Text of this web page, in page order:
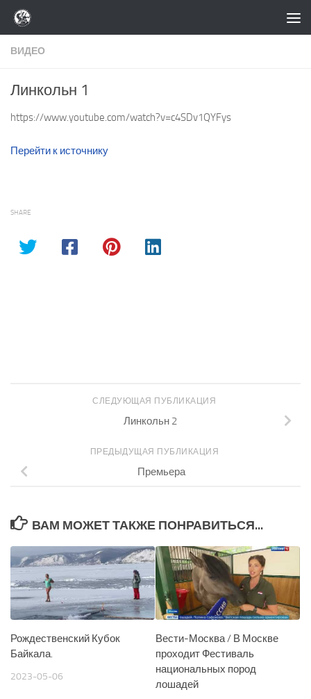
Перейти к содержимому
ВИДЕО
Линкольн 1
https://www.youtube.com/watch?v=c4SDv1QYFys
Перейти к источнику
SHARE
СЛЕДУЮЩАЯ ПУБЛИКАЦИЯ
Линкольн 2
ПРЕДЫДУЩАЯ ПУБЛИКАЦИЯ
Премьера
ВАМ МОЖЕТ ТАКЖЕ ПОНРАВИТЬСЯ...
Рождественский Кубок
Байкала.
2023-05-06
Вести-Москва / В Москве
проходит Фестиваль
национальных пород
лошадей